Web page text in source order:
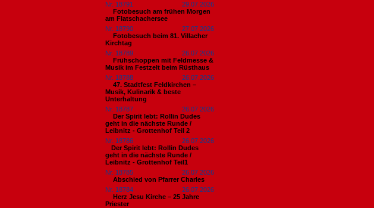
Nr. 18791
29.07.2026
Fotobesuch am frühen Morgen
am Flatschachersee
Nr. 18790
27.07.2026
Fotobesuch beim 81. Villacher
Kirchtag
Nr. 18789
26.07.2026
Frühschoppen mit Feldmesse &
Musik im Festzelt beim Rüsthaus
Nr. 18788
26.07.2026
47. Stadtfest Feldkirchen –
Musik, Kulinarik & beste
Unterhaltung
Nr. 18787
26.07.2026
Der Spirit lebt: Rollin Dudes
geht in die nächste Runde /
Leibnitz - Grottenhof Teil 2
Nr. 18786
26.07.2026
​Der Spirit lebt: Rollin Dudes
geht in die nächste Runde /
Leibnitz - Grottenhof Teil1
Nr. 18785
26.07.2026
Abschied von Pfarrer Charles
Nr. 18784
26.07.2026
Herz Jesu Kirche – 25 Jahre
Priester